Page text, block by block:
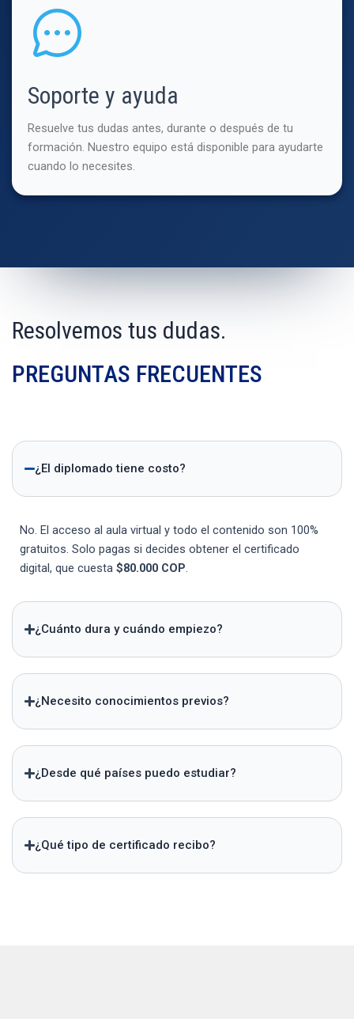
Soporte y ayuda
Resuelve tus dudas antes, durante o después de tu
formación. Nuestro equipo está disponible para ayudarte
cuando lo necesites.
Resolvemos tus dudas.
PREGUNTAS FRECUENTES
¿El diplomado tiene costo?
No. El acceso al aula virtual y todo el contenido son 100%
gratuitos. Solo pagas si decides obtener el certificado
digital, que cuesta $80.000 COP
¿Cuánto dura y cuándo empiezo?
¿Necesito conocimientos previos?
¿Desde qué países puedo estudiar?
¿Qué tipo de certificado recibo?